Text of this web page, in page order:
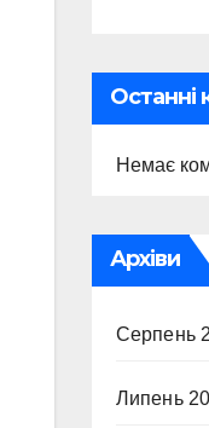
Останні
Немає
Архіви
Серпень
Липень